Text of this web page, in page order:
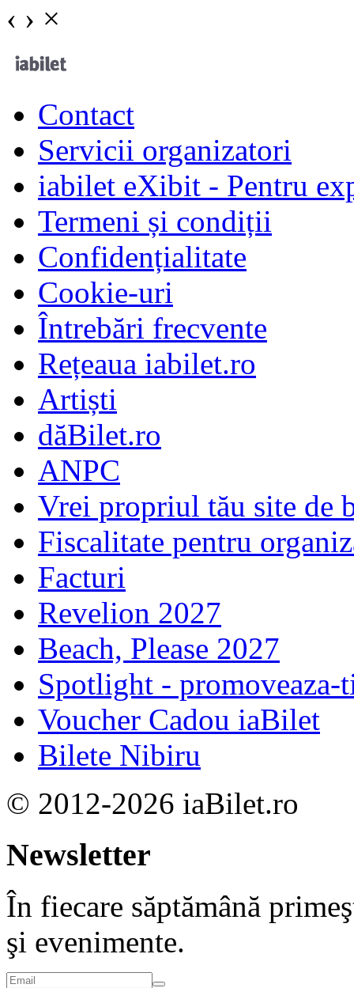
‹ › ×
Contact
Servicii organizatori
iabilet eXibit - Pentru
Termeni și condiții
Confidențialitate
Cookie-uri
Întrebări frecvente
Rețeaua iabilet.ro
Artiști
dăBilet.ro
ANPC
Vrei propriul tău site de
Fiscalitate pentru
Facturi
Revelion 2027
Beach, Please 2027
Spotlight - promoveaza-
Voucher Cadou iaBilet
Bilete Nibiru
© 2012-2026 iaBilet.ro
Newsletter
În fiecare săptămână
şi evenimente.